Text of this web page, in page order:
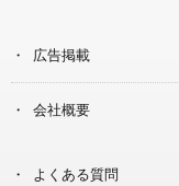
広告掲載
会社概要
よくある質問